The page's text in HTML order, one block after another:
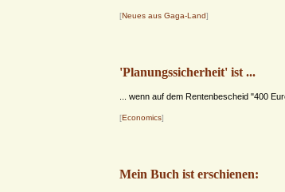
[Neues aus Gaga-Land]
'Planungssicherheit' ist ...
... wenn auf dem Rentenbescheid "400
[Economics]
Mein Buch ist erschienen: